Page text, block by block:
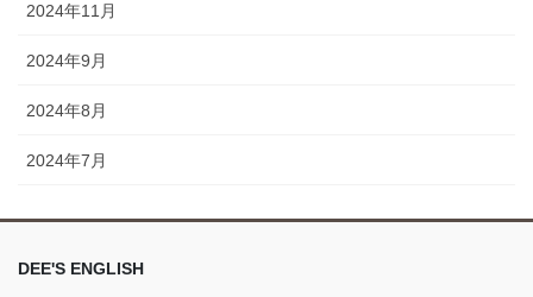
2024年11月
2024年9月
2024年8月
2024年7月
DEE'S ENGLISH